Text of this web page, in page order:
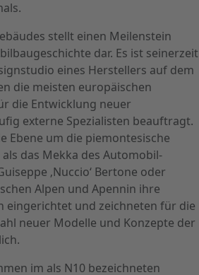
stellt einen Meilenstein
dar. Es ist seinerzeit
eines Herstellers auf dem
die meisten europäischen
die Entwicklung neuer
externe Spezialisten beauftragt.
Ebene um die piemontesische
das Mekka des Automobil-
‚Nuccio‘ Bertone oder
Alpen und Apennin ihre
eingerichtet und zeichneten für die
neuer Modelle und Konzepte der
im als N10 bezeichneten